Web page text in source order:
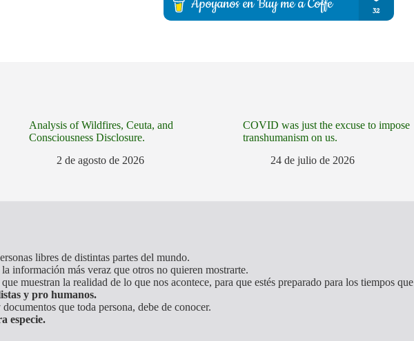
Analysis of Wildfires, Ceuta, and
Consciousness Disclosure.
2 de agosto de 2026
COVID was just the excuse to impose
transhumanism on us.
24 de julio de 2026
libres de distintas partes del mundo.
información más veraz que otros no quieren mostrarte.
muestran la realidad de lo que nos acontece, para que estés preparado para los tiempos que
y pro humanos.
que toda persona, debe de conocer.
especie.